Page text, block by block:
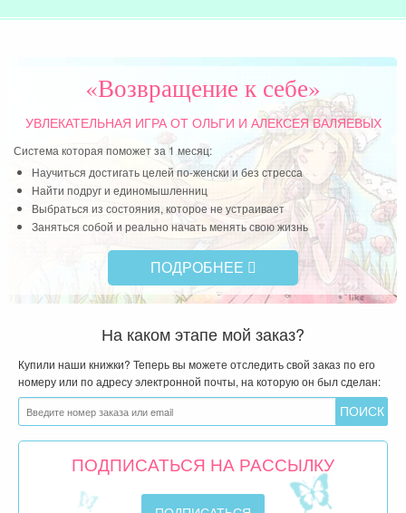
Читать далее »
—
«Возвращение к себе»
УВЛЕКАТЕЛЬНАЯ ИГРАОТ ОЛЬГИ И АЛЕКСЕЯ ВАЛЯЕВЫХ
Система которая поможет за 1 месяц:
Научиться достигать целей по-женски и без стресса
Найти подруг и единомышленниц
Выбраться из состояния, которое не устраивает
Заняться собой и реально начать менять свою жизнь
ПОДРОБНЕЕ
На каком этапе мой заказ?
Купили наши книжки? Теперь вы можете отследить свой заказ по его
номеру или по адресу электронной почты, на которую он был сделан:
ПОДПИСАТЬСЯ НА РАССЫЛКУ